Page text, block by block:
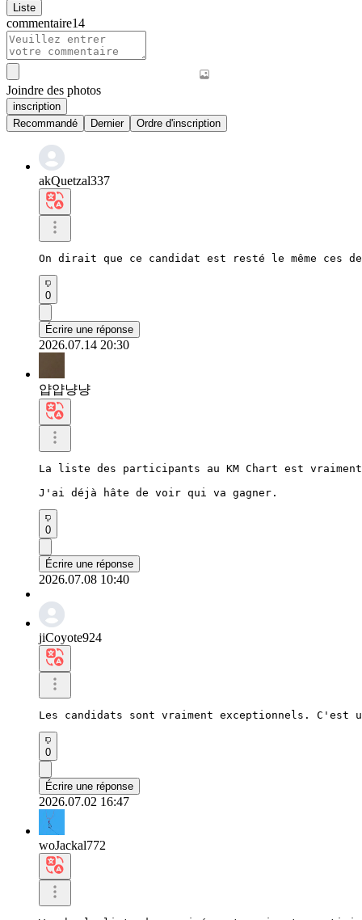
Liste
commentaire14
Joindre des photos
inscription
Recommandé
Dernier Ordre d'inscription
akQuetzal337
On dirait que ce candidat est resté le même ces
0
Écrire une réponse
2026.07.14 20:30
얍얍냥냥
La liste des participants au KM Chart est
J'ai déjà hâte de voir qui va gagner.
0
Écrire une réponse
2026.07.08 10:40
jiCoyote924
Les candidats sont vraiment exceptionnels.
0
Écrire une réponse
2026.07.02 16:47
woJackal772